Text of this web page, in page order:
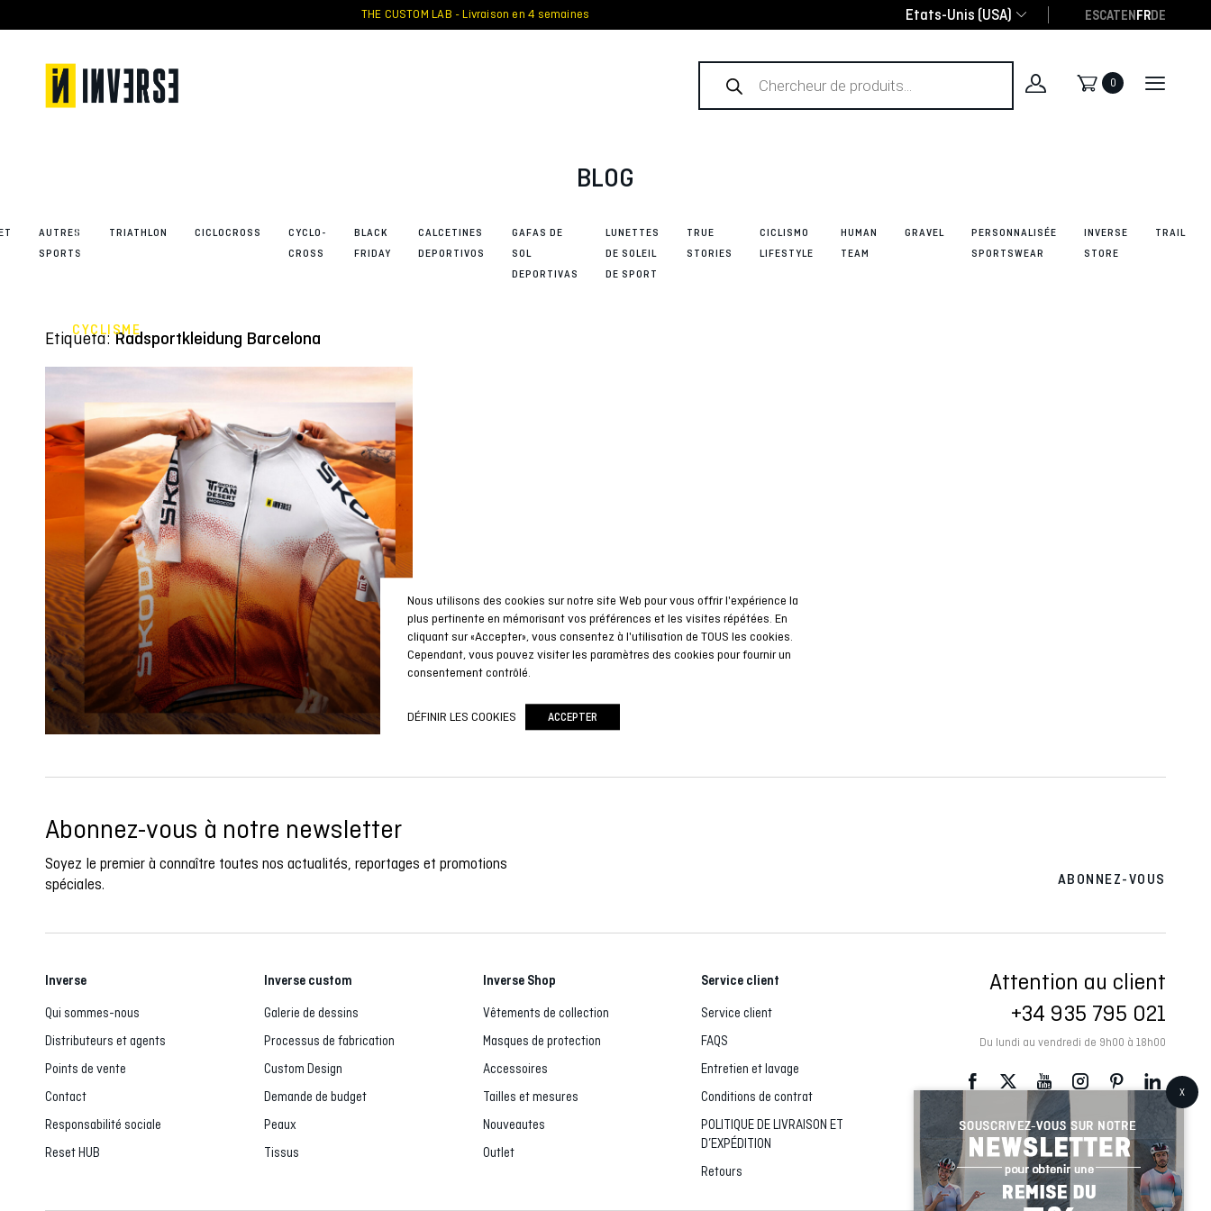
to
THE CUSTOM LAB - Livraison en 4 semaines Etats-Unis (USA) ESCATENFRDE
Recherche
de
produits
0
BLOG
AUTRES
SPORTS
TRIATHLON CICLOCROSS
CYCLO-
CROSS
BLACK
FRIDAY
CALCETINES
DEPORTIVOS
GAFAS DE
SOL
DEPORTIVAS
LUNETTES
DE SOLEIL
DE SPORT
TRUE
STORIES
CICLISMO
LIFESTYLE
HUMAN
TEAM
GRAVEL
PERSONNALISÉE
SPORTSWEAR
INVERSE
STORE
TRAIL
Etiqueta: Radsportkleidung Barcelona
INVERSE
habille
Titan
Desert
CYCLISME
Abonnez-vous à notre newsletter
Soyez le premier à connaître toutes nos actualités, reportages et promotions
spéciales.
ABONNEZ-VOUS
Inverse
Qui sommes-nous
Distributeurs et agents
Points de vente
Contact
Responsabilité sociale
Reset HUB
Inverse custom
Galerie de dessins
Processus de fabrication
Custom Design
Demande de budget
Peaux
Tissus
Inverse Shop
Vêtements de collection
Masques de protection
Accessoires
Tailles et mesures
Nouveautes
Outlet
Service client
Service client
FAQS
Entretien et lavage
Conditions de contrat
POLITIQUE DE LIVRAISON ET
D’EXPÉDITION
Retours
Attention au client
+34 935 795 021
Du lundi au vendredi de 9h00 à 18h00
Nous utilisons des cookies sur notre site Web pour vous offrir l'expérience la
plus pertinente en mémorisant vos préférences et les visites répétées. En
cliquant sur «Accepter», vous consentez à l'utilisation de TOUS les cookies.
Cependant, vous pouvez visiter les paramètres des cookies pour fournir un
consentement contrôlé.
DÉFINIR LES COOKIES ACCEPTER